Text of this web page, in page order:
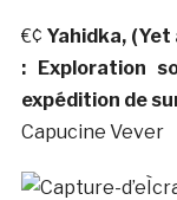
€¢ Yahidka,
: Exploration
expédition de
Capucine Vever